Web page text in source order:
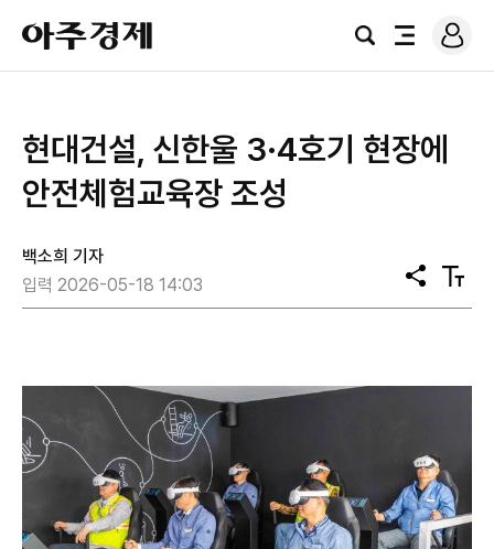
아
주
경
검
전
로
그
현대건설, 신한울 3·4호기 현장에
안전체험교육장 조성
백소희 기자
입력 2026-05-18 14:03
공
유
텍
스